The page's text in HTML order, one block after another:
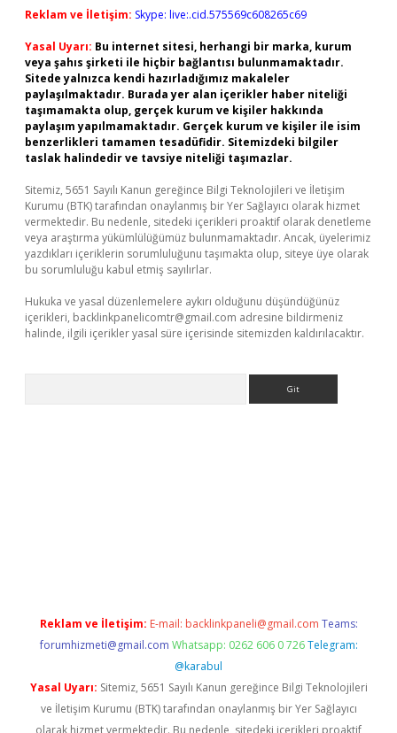
Reklam ve İletişim: Skype: live:.cid.575569c608265c69
Yasal Uyarı: Bu internet sitesi, herhangi bir marka, kurum
veya şahıs şirketi ile hiçbir bağlantısı bulunmamaktadır.
Sitede yalnızca kendi hazırladığımız makaleler
paylaşılmaktadır. Burada yer alan içerikler haber niteliği
taşımamakta olup, gerçek kurum ve kişiler hakkında
paylaşım yapılmamaktadır. Gerçek kurum ve kişiler ile isim
benzerlikleri tamamen tesadüfidir. Sitemizdeki bilgiler
taslak halindedir ve tavsiye niteliği taşımazlar.
Sitemiz, 5651 Sayılı Kanun gereğince Bilgi Teknolojileri ve İletişim
Kurumu (BTK) tarafından onaylanmış bir Yer Sağlayıcı olarak hizmet
vermektedir. Bu nedenle, sitedeki içerikleri proaktif olarak denetleme
veya araştırma yükümlülüğümüz bulunmamaktadır. Ancak, üyelerimiz
yazdıkları içeriklerin sorumluluğunu taşımakta olup, siteye üye olarak
bu sorumluluğu kabul etmiş sayılırlar.
Hukuka ve yasal düzenlemelere aykırı olduğunu düşündüğünüz
içerikleri, backlinkpanelicomtr@gmail.com adresine bildirmeniz
halinde, ilgili içerikler yasal süre içerisinde sitemizden kaldırılacaktır.
Reklam ve İletişim: E-mail: backlinkpaneli@gmail.com Teams:
forumhizmeti@gmail.com Whatsapp: 0262 606 0 726 Telegram:
@karabul
Yasal Uyarı: Sitemiz, 5651 Sayılı Kanun gereğince Bilgi Teknolojileri
ve İletişim Kurumu (BTK) tarafından onaylanmış bir Yer Sağlayıcı
olarak hizmet vermektedir. Bu nedenle, sitedeki içerikleri proaktif